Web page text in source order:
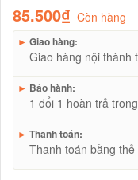
85.500₫ Còn hàng
► Giao hàng:
Giao hàng nội thành
► Bảo hành:
1 đổi 1 hoàn trả
► Thanh toán:
Thanh toán bằng